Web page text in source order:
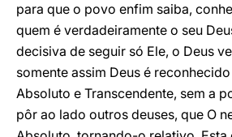
para que o povo enfim saiba,
quem é verdadeiramente o seu
decisiva de seguir só Ele, o Deus
somente assim Deus é
Absoluto e Transcendente, sem a
pôr ao lado outros deuses, que O